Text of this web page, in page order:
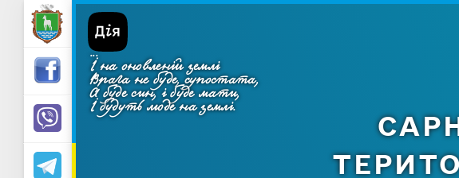
...
І на оновленій землі
Врага не буде, супостата,
А буде син, і буде мати,
І будуть люде на землі.